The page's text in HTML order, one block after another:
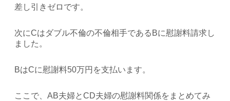
差し引きゼロです。
次にCはダブル不倫の不倫相手であるBに慰謝料請求し
ました。
BはCに慰謝料50万円を支払います。
ここで、AB夫婦とCD夫婦の慰謝料関係をまとめてみ